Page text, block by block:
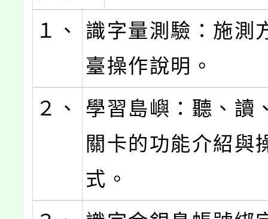
１、
識字量測驗：施測
臺操作說明。
２、
學習島嶼：聽、讀
關卡的功能介紹與
式。